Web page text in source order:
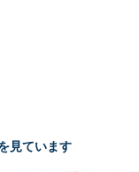
見ています